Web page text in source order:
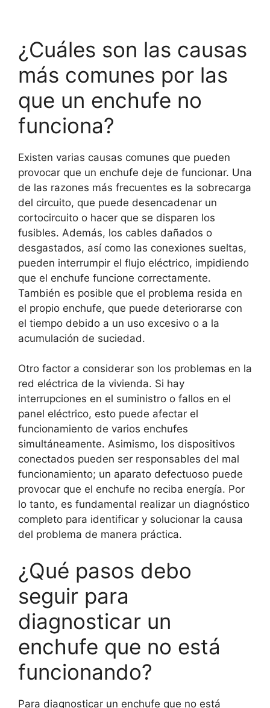
¿Cuáles son las causas
más comunes por las
que un enchufe no
funciona?
Existen varias causas comunes que pueden
provocar que un enchufe deje de funcionar. Una
de las razones más frecuentes es la sobrecarga
del circuito, que puede desencadenar un
cortocircuito o hacer que se disparen los
fusibles. Además, los cables dañados o
desgastados, así como las conexiones sueltas,
pueden interrumpir el flujo eléctrico, impidiendo
que el enchufe funcione correctamente.
También es posible que el problema resida en
el propio enchufe, que puede deteriorarse con
el tiempo debido a un uso excesivo o a la
acumulación de suciedad.
Otro factor a considerar son los problemas en la
red eléctrica de la vivienda. Si hay
interrupciones en el suministro o fallos en el
panel eléctrico, esto puede afectar el
funcionamiento de varios enchufes
simultáneamente. Asimismo, los dispositivos
conectados pueden ser responsables del mal
funcionamiento; un aparato defectuoso puede
provocar que el enchufe no reciba energía. Por
lo tanto, es fundamental realizar un diagnóstico
completo para identificar y solucionar la causa
del problema de manera práctica.
¿Qué pasos debo
seguir para
diagnosticar un
enchufe que no está
funcionando?
Para diagnosticar un enchufe que no está